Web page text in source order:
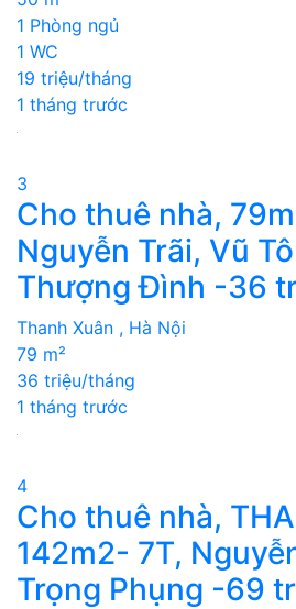
1 Phòng ngủ
1 WC
19 triệu/tháng
1 tháng trước
3
Cho thuê nhà,
Nguyễn Trãi, Vũ
Thượng Đình -36
Thanh Xuân , Hà Nội
79 m²
36 triệu/tháng
1 tháng trước
4
Cho thuê nhà,
142m2- 7T,
Trọng Phụng -69 tr